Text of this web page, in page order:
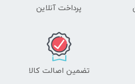
پرداخت آنلاین
تضمین اصالت کالا